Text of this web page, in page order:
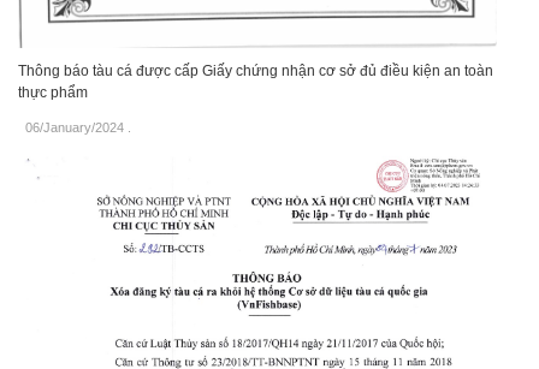
Thông báo tàu cá được cấp Giấy chứng nhận cơ sở đủ điều kiện an toàn
thực phẩm
06/January/2024